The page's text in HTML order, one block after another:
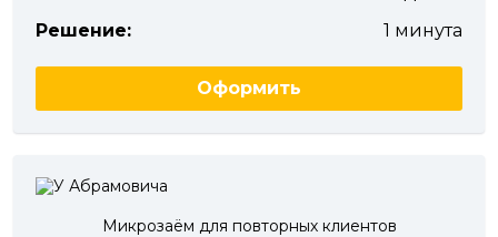
Решение:
1 минута
Оформить
Микрозаём для повторных клиентов